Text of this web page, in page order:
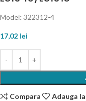
Model: 322312-4
17,02 lei
Compara
Adauga